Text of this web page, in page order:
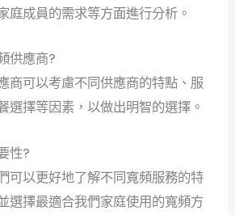
庭成員的需求等方面進行分析。
供應商?
商可以考慮不同供應商的特點、服
選擇等因素，以做出明智的選擇。
性?
可以更好地了解不同寬頻服務的特
選擇最適合我們家庭使用的寬頻方